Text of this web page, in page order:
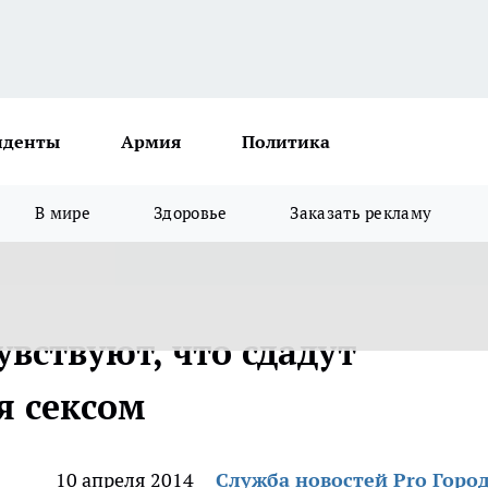
Армия Политика
В мире Здоровье Заказать рекламу
что сдадут
сексом
10 апреля 2014
Служба новостей Pro